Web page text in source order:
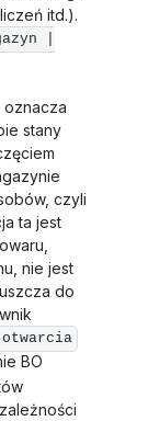
itd.).
|
oznacza
stany
czyli
ta jest
nie jest
do
BO